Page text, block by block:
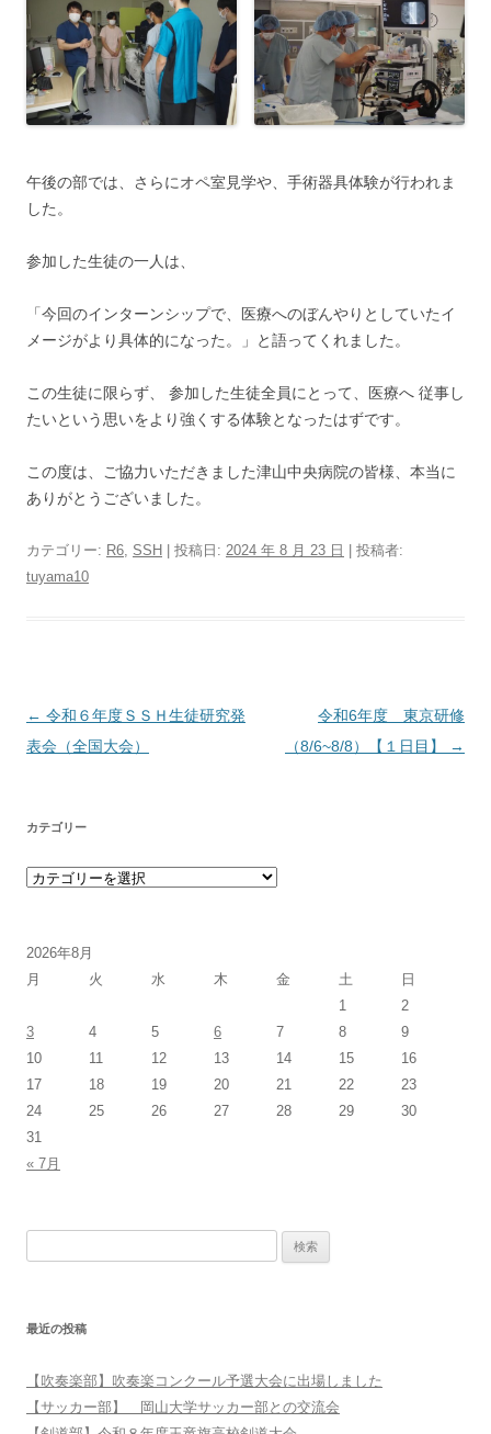
午後の部では、さらにオペ室見学や、手術器具体験が行われま
した。
参加した生徒の一人は、
「今回のインターンシップで、医療へのぼんやりとしていたイ
メージがより具体的になった。」と語ってくれました。
この生徒に限らず、 参加した生徒全員にとって、医療へ 従事し
たいという思いをより強くする体験となったはずです。
この度は、ご協力いただきました津山中央病院の皆様、本当に
ありがとうございました。
カテゴリー: R6, SSH | 投稿日: 2024 年 8 月 23 日
投稿者:
tuyama10
投稿ナビゲーション
← 令和６年度ＳＳＨ生徒研究発
表会（全国大会）
令和6年度 東京研修
（8/6~8/8）【１日目】
→
カテゴリー
カテゴリー
2026年8月
月
火 水 木 金 土 日
« 7月
1
2
3
4 5 6 7 8
9
10
11 12 13 14 15
16
17
18 19 20 21 22
23
24
25 26 27 28 29
30
31
最近の投稿
【吹奏楽部】吹奏楽コンクール予選大会に出場しました
【サッカー部】 岡山大学サッカー部との交流会